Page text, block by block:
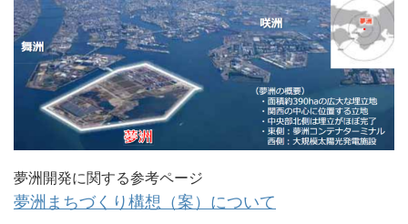
夢洲開発に関する参考ページ
夢洲まちづくり構想（案）について